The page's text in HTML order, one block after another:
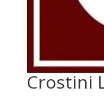
Crostini